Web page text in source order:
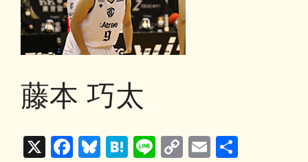
藤本 巧太
X
F
Bl H
Li C
E